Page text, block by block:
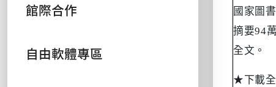
館際合作
自由軟體專區
國家圖
摘要94
全文。
★下載